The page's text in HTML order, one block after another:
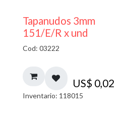
Tapanudos 3mm
151/E/R x und
Cod: 03222
US$ 0,02
Inventario: 118015